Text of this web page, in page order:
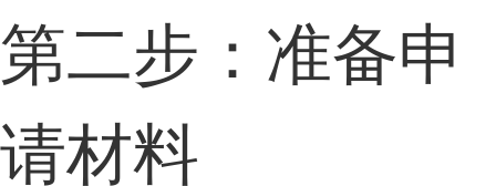
第二步：准备申
请材料